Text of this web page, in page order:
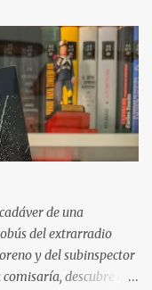
de una
del extrarradio
y del subinspector
descubre que